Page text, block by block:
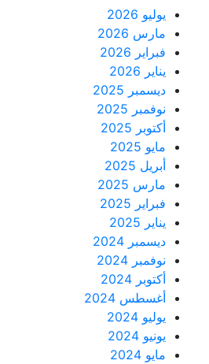
مارس 2026
فبراير 2026
ديسمبر 2025
نوفمبر 2025
أكتوبر 2025
أبريل 2025
مارس 2025
فبراير 2025
ديسمبر 2024
نوفمبر 2024
أكتوبر 2024
أغسطس 2024